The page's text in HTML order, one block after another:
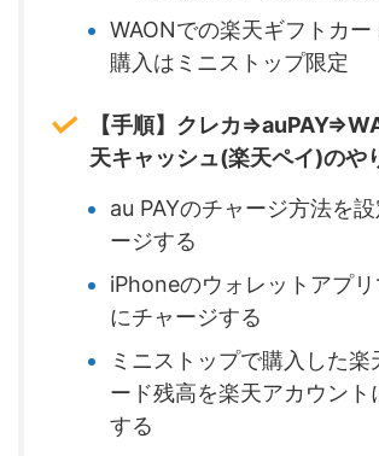
WAONでの楽天ギフトカー
購入はミニストップ限定
【手順】クレカ
天キャッシュ(楽天ペイ)のや
au PAYのチャージ方法を
ージする
iPhoneのウォレットアプリ
にチャージする
ミニストップで購入した楽
ード残高を楽天アカウント
する